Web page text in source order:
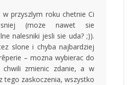
przyszlym roku chetnie Ci
(moze nawet sie
nalesniki jesli sie uda? ;)).
slone i chyba najbardziej
– mozna wybierac do
zmienic zdanie, a w
tego zaskoczenia, wszystko